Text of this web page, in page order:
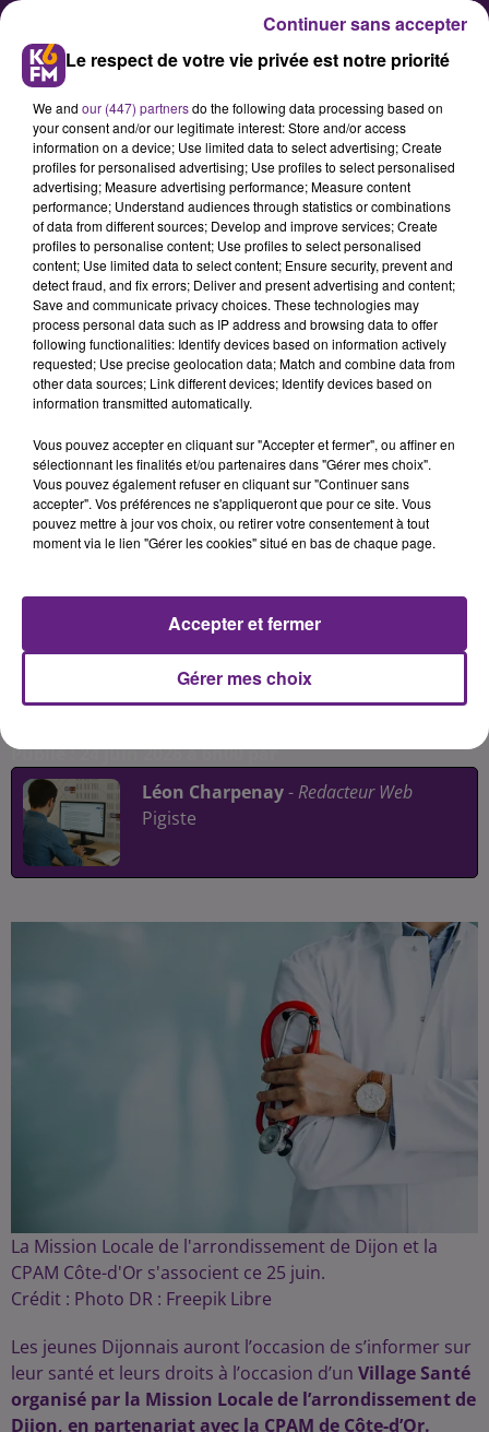
Dijon : un Village Santé dédié
aux jeunes pour mieux
s’informer et accéder à leurs
droits
La Mission Locale de
l’arrondissement de Dijon, en
d’Or, organise un Village Santé le
jeudi 25 juin à destination des
jeunes de 16 à 25 ans. Cet après-
midi d’information et de prévention
thématiques essentielles comme la
santé sexuelle, le bien-être, les
addictions ou encore l’accès aux
Publié : 24 juin 2026 à 6h00 par
Léon Charpenay-Redacteur Web
Pigiste
La Mission Locale de l'arrondissement de Dijon et la
CPAM Côte-d'Or s'associent ce 25 juin.
Crédit : Photo DR : Freepik Libre
Les jeunes Dijonnais auront l’occasion de s’informer sur
leur santé et leurs droits à l’occasion d’un Village Santé
organisé par la Mission Locale de l’arrondissement de
Dijon, en partenariat avec la CPAM de Côte-d’Or.
Le respect de votre vie privée est notre priorité
We and our (447) partnersdo the following data processing based on
your consent and/or our legitimate interest: Store and/or access
information on a device; Use limited data to select advertising; Create
profiles for personalised advertising; Use profiles to select personalised
advertising; Measure advertising performance; Measure content
performance; Understand audiences through statistics or combinations
of data from different sources; Develop and improve services; Create
profiles to personalise content; Use profiles to select personalised
content; Use limited data to select content; Ensure security, prevent and
detect fraud, and fix errors; Deliver and present advertising and content;
Save and communicate privacy choices. These technologies may
process personal data such as IP address and browsing data to offer
following functionalities: Identify devices based on information actively
requested; Use precise geolocation data; Match and combine data from
other data sources; Link different devices; Identify devices based on
information transmitted automatically.
Vous pouvez accepter en cliquant sur "Accepter et fermer", ou affiner en
sélectionnant les finalités et/ou partenaires dans "Gérer mes choix".
Vous pouvez également refuser en cliquant sur "Continuer sans
accepter". Vos préférences ne s'appliqueront que pour ce site. Vous
pouvez mettre à jour vos choix, ou retirer votre consentement à tout
moment via le lien "Gérer les cookies" situé en bas de chaque page.
Gérer mes choix
Accepter et fermer
Continuer sans accepter